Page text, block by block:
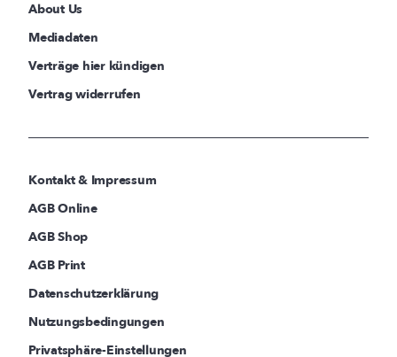
About Us
Mediadaten
Verträge hier kündigen
Vertrag widerrufen
Kontakt & Impressum
AGB Online
AGB Shop
AGB Print
Datenschutzerklärung
Nutzungsbedingungen
Privatsphäre-Einstellungen